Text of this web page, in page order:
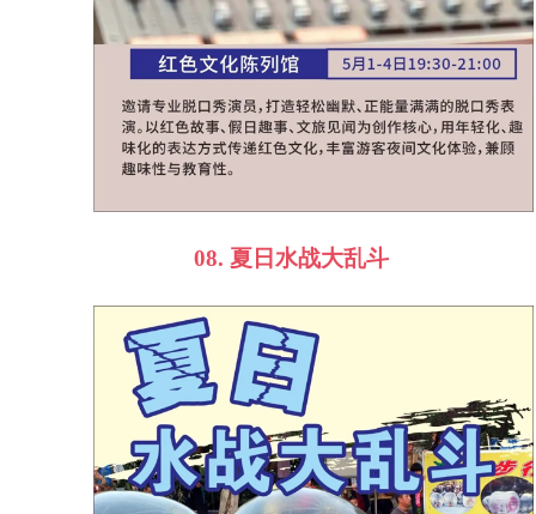
08. 夏日水战大乱斗